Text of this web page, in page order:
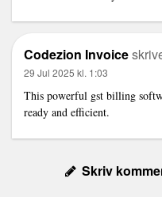
Codezion Invoice
29 Jul 2025 kl. 1:03
This powerful gst billing
ready and efficient.
Skriv